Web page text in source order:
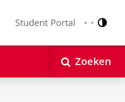
Student Portal Nederlands
English
Zoeken